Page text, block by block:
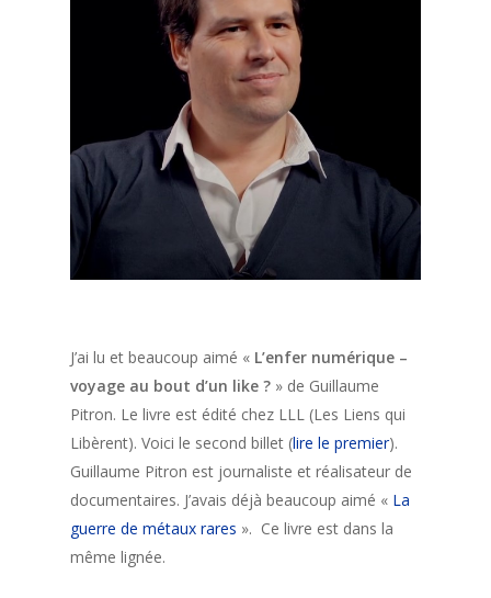
J’ai lu et beaucoup aimé « L’enfer numérique –
voyage au bout d’un like ? » de Guillaume
Pitron. Le livre est édité chez LLL (Les Liens qui
Libèrent). Voici le second billet (lire le premier).
Guillaume Pitron est journaliste et réalisateur de
documentaires. J’avais déjà beaucoup aimé « La
guerre de métaux rares ». Ce livre est dans la
même lignée.